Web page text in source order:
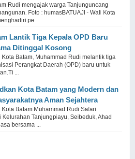
Rudi mengajak warga Tanjunguncang
Foto : humasBATUAJI - Wali Kota
pe ...
Lantik Tiga Kepala OPD Baru
Ditinggal Kosong
Kota Batam, Muhammad Rudi melantik tiga
Perangkat Daerah (OPD) baru untuk
...
Kota Batam yang Modern dan
Aman Sejahtera
Kota Batam Muhammad Rudi Safari
Kelurahan Tanjungpiayu, Seibeduk, Ahad
bersama ...